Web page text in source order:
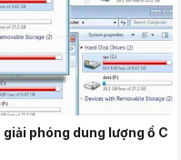
phóng dung lượng ổ C